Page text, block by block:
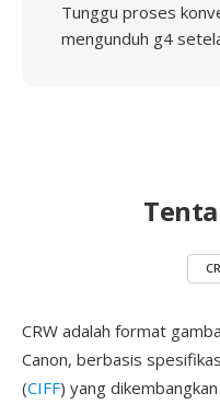
Tunggu proses
mengunduh g4
CRW adalah format
Canon, berbasis
(CIFF) yang